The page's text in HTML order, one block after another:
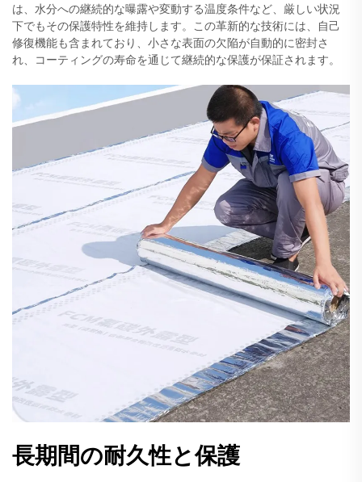
は、水分への継続的な曝露や変動する温度条件など、厳しい状況
下でもその保護特性を維持します。この革新的な技術には、自己
修復機能も含まれており、小さな表面の欠陥が自動的に密封さ
れ、コーティングの寿命を通じて継続的な保護が保証されます。
長期間の耐久性と保護